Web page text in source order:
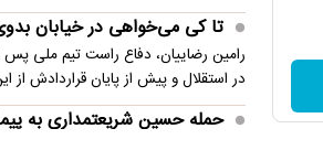
تا کی می‌خواهی در خیابان
رامین رضاییان، دفاع راست تیم ملی
در استقلال و پیش از پایان قراردادش
حمله حسین شریعتمداری به